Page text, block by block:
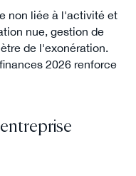
non liée à l'activité et
nue, gestion de
de l'exonération.
2026 renforce